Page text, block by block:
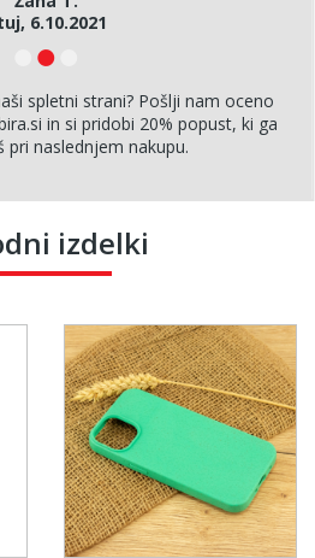
6.10.2021
spletni strani? Pošlji nam oceno
in si pridobi 20% popust, ki ga
pri naslednjem nakupu.
izdelki